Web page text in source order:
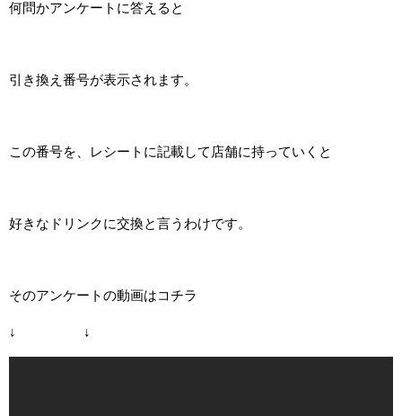
何問かアンケートに答えると
引き換え番号が表示されます。
この番号を、レシートに記載して店舗に持っていくと
好きなドリンクに交換と言うわけです。
そのアンケートの動画はコチラ
↓ ↓